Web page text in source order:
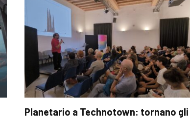
Planetario a Technotown: tornano gli